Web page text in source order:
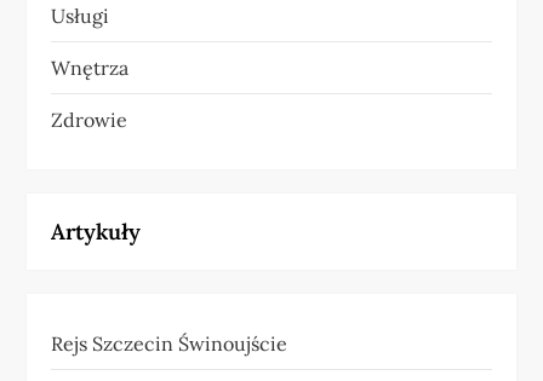
Usługi
Wnętrza
Zdrowie
Artykuły
Rejs Szczecin Świnoujście